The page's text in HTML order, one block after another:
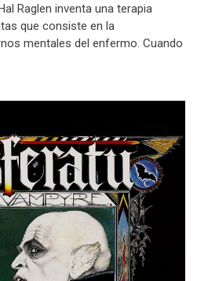
Raglen inventa una terapia
que consiste en la
mentales del enfermo. Cuando